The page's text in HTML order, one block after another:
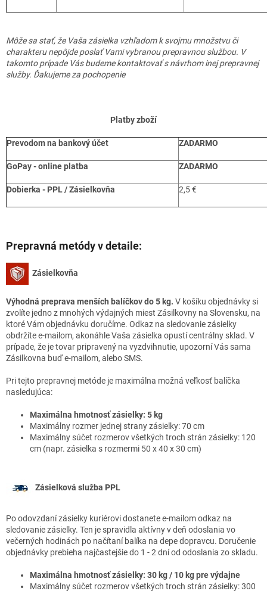
Môže sa stať, že Vaša zásielka vzhľadom k svojmu množstvu či
charakteru nepôjde poslať Vami vybranou prepravnou službou. V
takomto prípade Vás budeme kontaktovať s návrhom inej prepravnej
služby. Ďakujeme za pochopenie
Platby zboží
Prevodom na bankový účet ZADARMO
GoPay - online platba ZADARMO
Dobierka - PPL / Zásielkovňa 2,5 €
Prepravná metódy v detaile:
Zásielkovňa
Výhodná preprava menších balíčkov do 5 kg. V košíku objednávky si
zvolíte jedno z mnohých výdajných miest Zásilkovny na Slovensku, na
ktoré Vám objednávku doručíme. Odkaz na sledovanie zásielky
obdržíte e-mailom, akonáhle Vaša zásielka opustí centrálny sklad. V
prípade, že je tovar pripravený na vyzdvihnutie, upozorní Vás sama
Zásilkovna buď e-mailom, alebo SMS.
Pri tejto prepravnej metóde je maximálna možná veľkosť balíčka
nasledujúca:
Maximálna hmotnosť zásielky: 5 kg
Maximálny rozmer jednej strany zásielky: 70 cm
Maximálny súčet rozmerov všetkých troch strán zásielky: 120
cm (napr. zásielka s rozmermi 50 x 40 x 30 cm)
Zásielková služba PPL
Po odovzdaní zásielky kuriérovi dostanete e-mailom odkaz na
sledovanie zásielky. Ten je spravidla aktívny v deň odoslania vo
večerných hodinách po načítaní balíka na depe dopravcu. Doručenie
objednávky prebieha najčastejšie do 1 - 2 dní od odoslania zo skladu.
Maximálna hmotnosť zásielky: 30 kg / 10 kg pre výdajne
Maximálny súčet rozmerov všetkých troch strán zásielky: 300